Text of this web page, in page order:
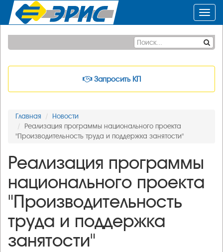
Запросить КП
Главная
Новости
Реализация программы национального проекта
"Производительность труда и поддержка занятости"
Реализация программы
национального проекта
"Производительность
труда и поддержка
занятости"